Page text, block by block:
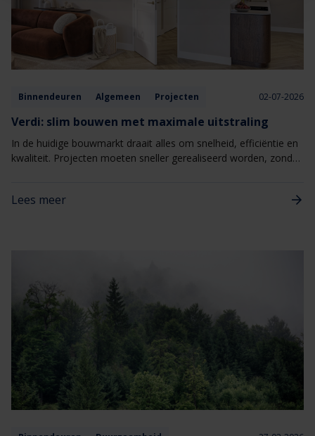
Binnendeuren Algemeen Projecten 02-07-2026
Verdi: slim bouwen met maximale uitstraling
In de huidige bouwmarkt draait alles om snelheid, efficiëntie en
kwaliteit. Projecten moeten sneller gerealiseerd worden, zonder
nieuwbouw- en woningbouwprojecten. Verdi combineert een
Lees meer